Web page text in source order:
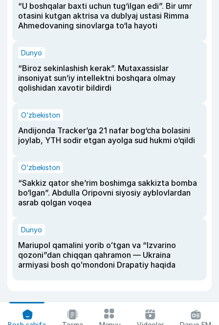
“U boshqalar baxti uchun tug‘ilgan edi”. Bir umr
otasini kutgan aktrisa va dublyaj ustasi Rimma
Ahmedovaning sinovlarga to‘la hayoti
Dunyo
“Biroz sekinlashish kerak”. Mutaxassislar
insoniyat sun’iy intellektni boshqara olmay
qolishidan xavotir bildirdi
O‘zbekiston
Andijonda Tracker’ga 21 nafar bog‘cha bolasini
joylab, YTH sodir etgan ayolga sud hukmi o‘qildi
O‘zbekiston
“Sakkiz qator she’rim boshimga sakkizta bomba
bo‘lgan”. Abdulla Oripovni siyosiy ayblovlardan
asrab qolgan voqea
Dunyo
Mariupol qamalini yorib oʻtgan va “Izvarino
qozoni”dan chiqqan qahramon — Ukraina
armiyasi bosh qoʻmondoni Drapatiy haqida